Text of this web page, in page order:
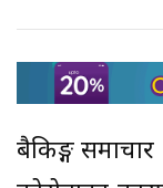
बैकिङ्ग समाचार